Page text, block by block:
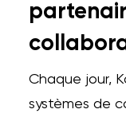
Chaque jour,
systèmes de